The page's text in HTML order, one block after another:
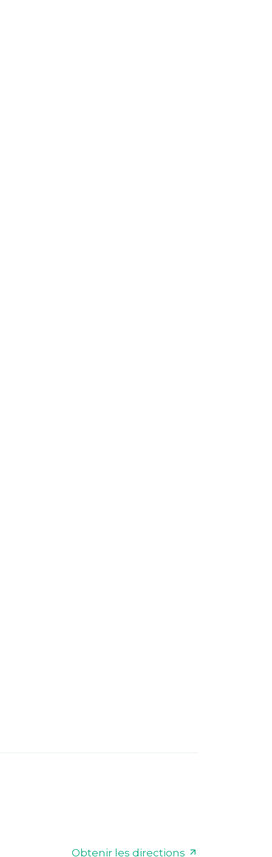
Obtenir les directions